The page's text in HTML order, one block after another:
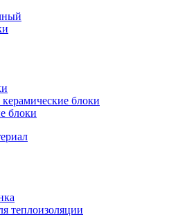
блоки
блоки
теплоизоляции